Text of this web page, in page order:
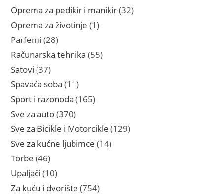
proizvoda
Oprema za pedikir i manikir 3232
Oprema za životinje 11
Parfemi 2828
proizvoda
Računarska tehnika 5555
Satovi 3737
proizvoda
Spavaća soba 1111
proizvoda
Sport i razonoda 165165
Sve za auto 370370
proizvoda
Sve za Bicikle i Motorcikle 129129
Sve za kućne ljubimce 1414
Torbe 4646
proizvoda
Upaljači 1010
proizvoda
Za kuću i dvorište 754754